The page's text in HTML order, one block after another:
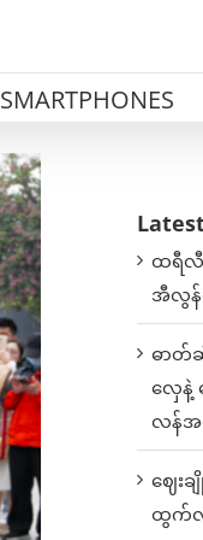
SMARTPHONES
ထရီလီ
အီလွ
ဓာတ်
လှေနဲ့
လန်အ
ဈေး
ထွက်လ